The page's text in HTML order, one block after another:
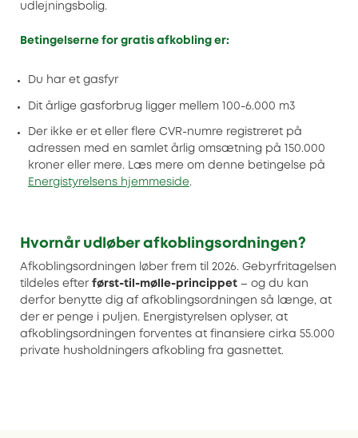
udlejningsbolig.
Betingelserne for gratis afkobling er:
Du har et gasfyr
Dit årlige gasforbrug ligger mellem 100-6.000 m3
Der ikke er et eller flere CVR-numre registreret på
adressen med en samlet årlig omsætning på 150.000
kroner eller mere. Læs mere om denne betingelse på
Energistyrelsens hjemmeside.
Hvornår udløber afkoblingsordningen?
Afkoblingsordningen løber frem til 2026. Gebyrfritagelsen
tildeles efter først-til-mølle-princippet – og du kan
derfor benytte dig af afkoblingsordningen så længe, at
der er penge i puljen. Energistyrelsen oplyser, at
afkoblingsordningen forventes at finansiere cirka 55.000
private husholdningers afkobling fra gasnettet.